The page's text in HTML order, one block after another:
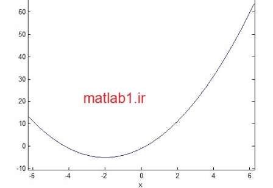
برازش
منحنی
متلب